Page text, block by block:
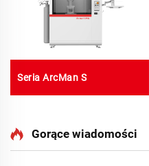
Seria ArcMan S
Gorące wiadomości